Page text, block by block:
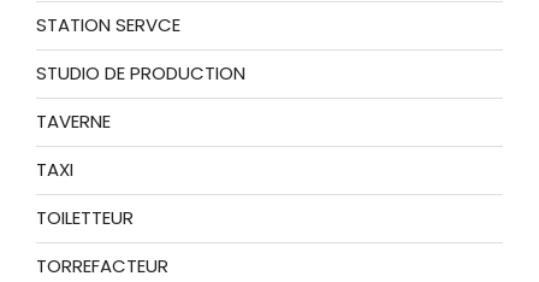
STATION SERVCE
STUDIO DE PRODUCTION
TAVERNE
TAXI
TOILETTEUR
TORREFACTEUR